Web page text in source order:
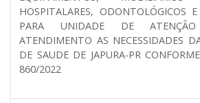
HOSPITALARES, ODONTOLÓGICOS
PARA UNIDADE DE
ATENDIMENTO AS NECESSIDADES
DE SAUDE DE JAPURA-PR
860/2022